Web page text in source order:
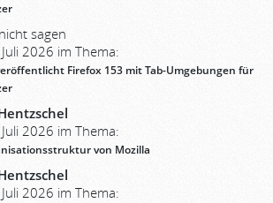
sagen
2026 im Thema:
Firefox 153 mit Tab-Umgebungen für
2026 im Thema:
von Mozilla
2026 im Thema: